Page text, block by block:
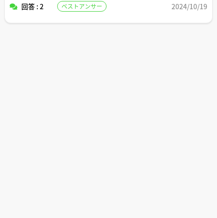
ミュレーションを記載いただけると助かります。よろしく
回答 : 2 ベストアンサー 2024/10/19